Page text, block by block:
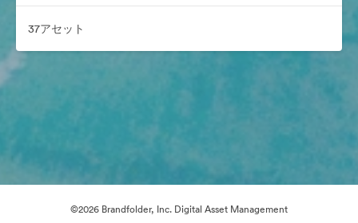
37アセット
©2026 Brandfolder, Inc. Digital Asset Management